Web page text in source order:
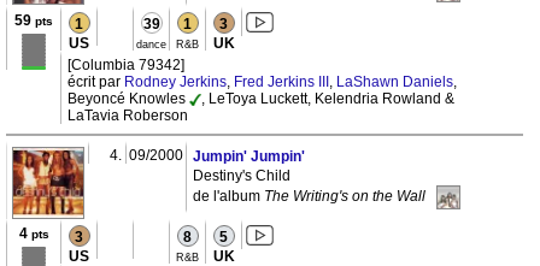
59 pts 1
US
39
dance
1
R&B
3
UK
[Columbia 79342]
écrit par Rodney Jerkins, Fred Jerkins III , LaShawn Daniels,
Beyoncé Knowles
, LeToya Luckett, Kelendria Rowland &
LaTavia Roberson
4. 09/2000 Jumpin' Jumpin'
Destiny's Child
de l'album The Writing's on the Wall
4pts 3
US
8
R&B
5
UK